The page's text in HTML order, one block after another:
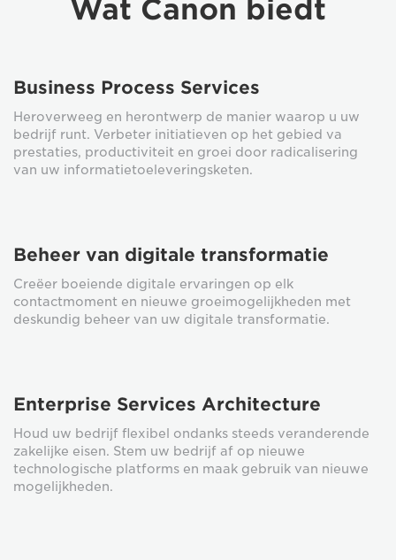
Wat Canon biedt
Business Process Services
Heroverweeg en herontwerp de manier waarop u uw
bedrijf runt. Verbeter initiatieven op het gebied va
prestaties, productiviteit en groei door radicalisering
van uw informatietoeleveringsketen.
Beheer van digitale transformatie
Creëer boeiende digitale ervaringen op elk
contactmoment en nieuwe groeimogelijkheden met
deskundig beheer van uw digitale transformatie.
Enterprise Services Architecture
Houd uw bedrijf flexibel ondanks steeds veranderende
zakelijke eisen. Stem uw bedrijf af op nieuwe
technologische platforms en maak gebruik van nieuwe
mogelijkheden.